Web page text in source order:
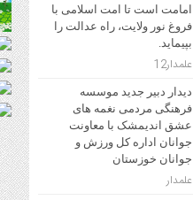
امامت است تا امت اسلامی با
فروغ نور ولایت، راه عدالت را
بپیماید.
علمدار12
دیدار دبیر جدید موسسه
فرهنگی مردمی نغمه های
عشق اندیمشک با معاونت
جوانان اداره کل ورزش و
جوانان خوزستان
علمدار